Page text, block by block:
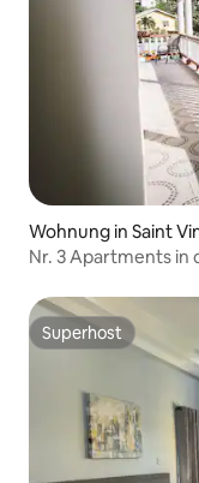
Wohnung in Saint
Nr. 3 Apartments in
Superhost
Superhost